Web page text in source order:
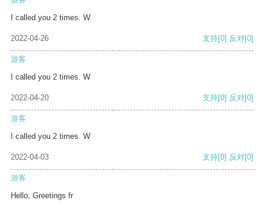
I called you 2 times. W
2022-04-26 支持[0] 反对[0]
游客
I called you 2 times. W
2022-04-20 支持[0] 反对[0]
游客
I called you 2 times. W
2022-04-03 支持[0] 反对[0]
游客
Hello, Greetings fr